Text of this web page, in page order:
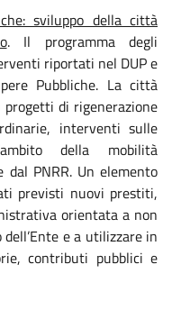
sviluppo della città
. Il programma degli
riportati nel DUP e
Pubbliche. La città
di rigenerazione
interventi sulle
della mobilità
PNRR. Un elemento
previsti nuovi prestiti,
orientata a non
e a utilizzare in
contributi pubblici e